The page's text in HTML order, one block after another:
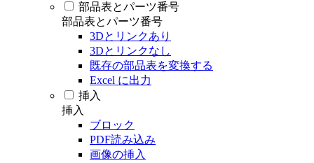
部品表とパーツ番号
部品表とパーツ番号
3Dとリンクあり
3Dとリンクなし
既存の部品表を変換する
Excel に出力
挿入
挿入
ブロック
PDF読み込み
画像の挿入